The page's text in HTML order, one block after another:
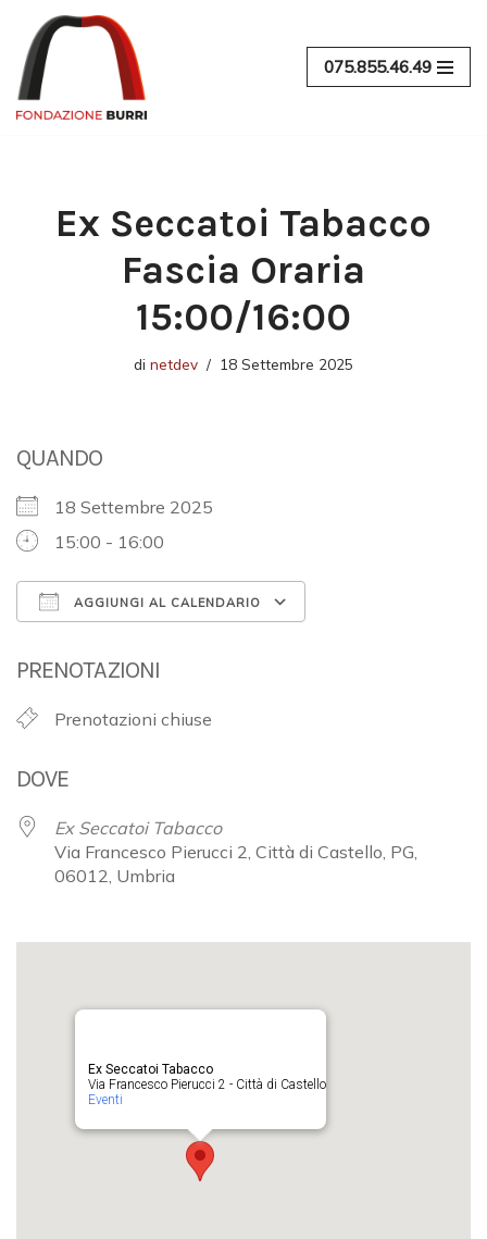
Vai
al
contenuto
075.855.46.49
Ex Seccatoi Tabacco
Fascia Oraria
15:00/16:00
di netdev 18 Settembre 2025
QUANDO
18 Settembre 2025
15:00 - 16:00
AGGIUNGI AL CALENDARIO
PRENOTAZIONI
Prenotazioni chiuse
DOVE
Ex Seccatoi Tabacco
Via Francesco Pierucci 2, Città di Castello, PG,
06012, Umbria
Ex Seccatoi Tabacco
Via Francesco Pierucci 2 - Città di Castello
Eventi